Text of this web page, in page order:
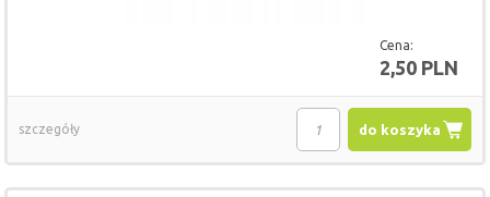
Cena:
2,50 PLN
do koszyka
szczegóły